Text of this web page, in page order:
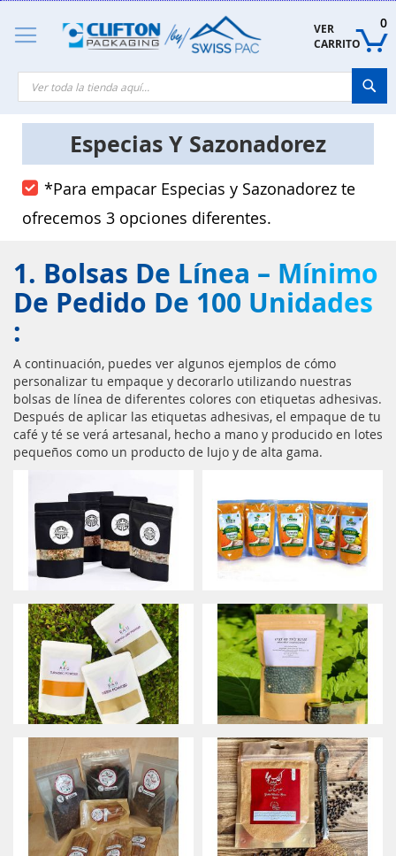
Skip
Content
VER
CARRITO
0
Especias Y Sazonadorez
*Para empacar Especias y Sazonadorez te
ofrecemos 3 opciones diferentes.
1. Bolsas De Línea – Mínimo
De Pedido De 100 Unidades
:
A continuación, puedes ver algunos ejemplos de cómo
personalizar tu empaque y decorarlo utilizando nuestras
bolsas de línea de diferentes colores con etiquetas adhesivas.
Después de aplicar las etiquetas adhesivas, el empaque de tu
café y té se verá artesanal, hecho a mano y producido en lotes
pequeños como un producto de lujo y de alta gama.